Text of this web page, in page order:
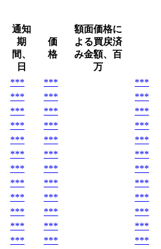
通知
期
間、
日
価
格
額面価格に
よる買戻済
み金額、百
万
*** ***
***
*** ***
***
*** ***
***
*** ***
***
*** ***
***
*** ***
***
*** ***
***
*** ***
***
*** ***
***
*** ***
***
*** ***
***
*** ***
***